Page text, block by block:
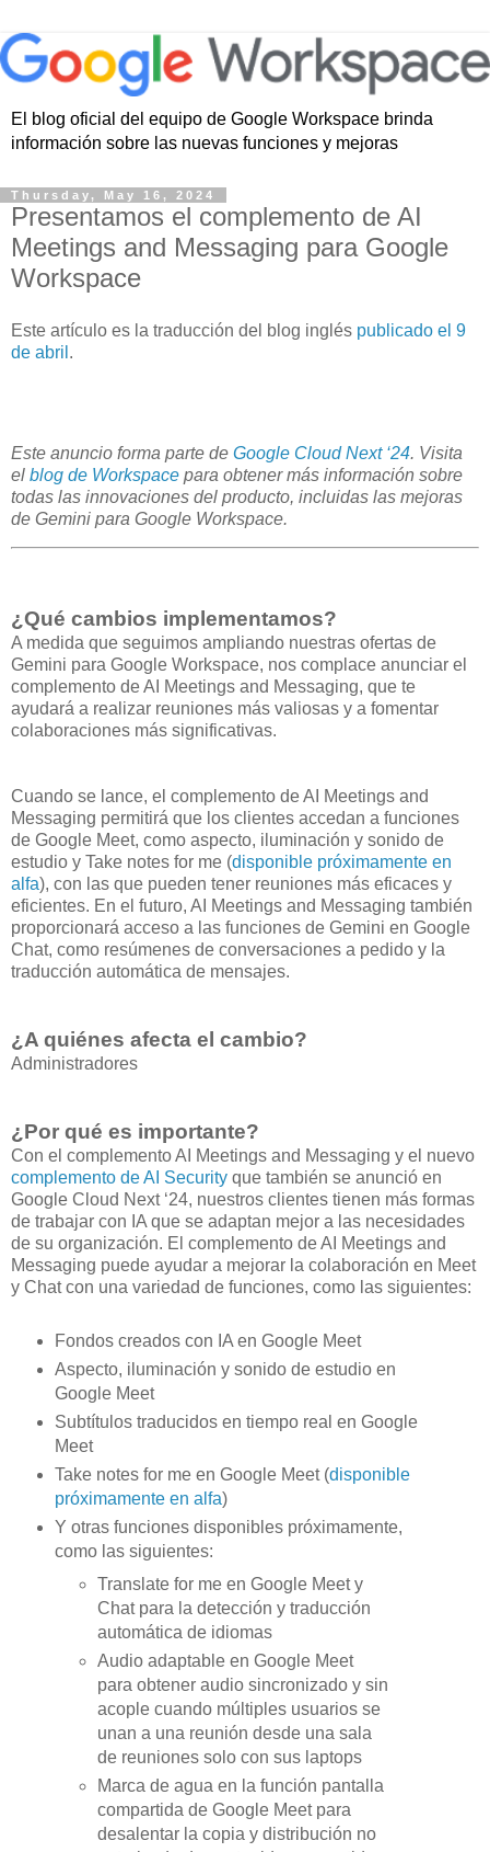
El blog oficial del equipo de Google Workspace brinda
información sobre las nuevas funciones y mejoras
Thursday, May 16, 2024
Presentamos el complemento de AI
Meetings and Messaging para Google
Workspace
Este artículo es la traducción del blog inglés publicado el 9
de abril .
Este anuncio forma parte de Google Cloud Next ‘24. Visita
el blog de Workspace para obtener más información sobre
todas las innovaciones del producto, incluidas las mejoras
de Gemini para Google Workspace.
¿Qué cambios implementamos?
A medida que seguimos ampliando nuestras ofertas de
Gemini para Google Workspace, nos complace anunciar el
complemento de AI Meetings and Messaging, que te
ayudará a realizar reuniones más valiosas y a fomentar
colaboraciones más significativas.
Cuando se lance, el complemento de AI Meetings and
Messaging permitirá que los clientes accedan a funciones
de Google Meet, como aspecto, iluminación y sonido de
estudio y Take notes for me (disponible próximamente en
alfa), con las que pueden tener reuniones más eficaces y
eficientes. En el futuro, AI Meetings and Messaging también
proporcionará acceso a las funciones de Gemini en Google
Chat, como resúmenes de conversaciones a pedido y la
traducción automática de mensajes.
¿A quiénes afecta el cambio?
Administradores
¿Por qué es importante?
Con el complemento AI Meetings and Messaging y el nuevo
complemento de AI Security que también se anunció en
Google Cloud Next ‘24, nuestros clientes tienen más formas
de trabajar con IA que se adaptan mejor a las necesidades
de su organización. El complemento de AI Meetings and
Messaging puede ayudar a mejorar la colaboración en Meet
y Chat con una variedad de funciones, como las siguientes:
Fondos creados con IA en Google Meet
Aspecto, iluminación y sonido de estudio en
Google Meet
Subtítulos traducidos en tiempo real en Google
Meet
Take notes for me en Google Meet (disponible
próximamente en alfa)
Y otras funciones disponibles próximamente,
como las siguientes:
Translate for me en Google Meet y
Chat para la detección y traducción
automática de idiomas
Audio adaptable en Google Meet
para obtener audio sincronizado y sin
acople cuando múltiples usuarios se
unan a una reunión desde una sala
de reuniones solo con sus laptops
Marca de agua en la función pantalla
compartida de Google Meet para
desalentar la copia y distribución no